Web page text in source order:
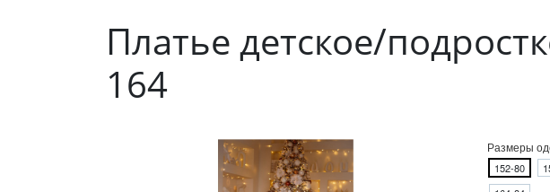
Платье детское/
164
Размеры
152-80